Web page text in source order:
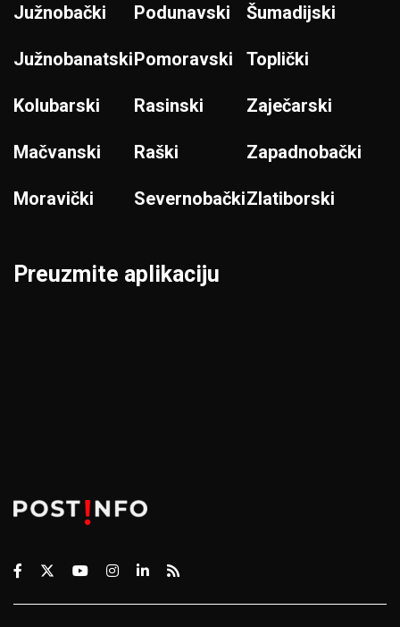
Južnobački
Južnobanatski
Kolubarski
Mačvanski
Moravički
Podunavski
Pomoravski
Rasinski
Raški
Severnobački
Šumadijski
Toplički
Zaječarski
Zapadnobački
Zlatiborski
Preuzmite aplikaciju